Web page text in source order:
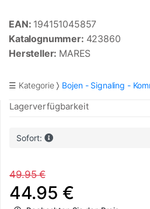
EAN: 194151045857
Katalognummer: 423860
Hersteller: MARES
☰ Kategorie Bojen - Signaling -
Lagerverfügbarkeit
Sofort:
49.95 €
44.95 €